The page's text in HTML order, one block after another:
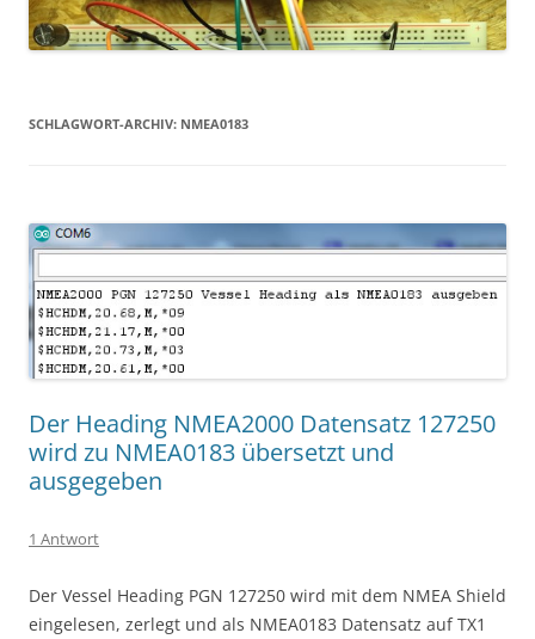
SCHLAGWORT-ARCHIV: NMEA0183
Der Heading NMEA2000 Datensatz 127250
wird zu NMEA0183 übersetzt und
ausgegeben
1 Antwort
Der Vessel Heading PGN 127250 wird mit dem NMEA Shield
eingelesen, zerlegt und als NMEA0183 Datensatz auf TX1